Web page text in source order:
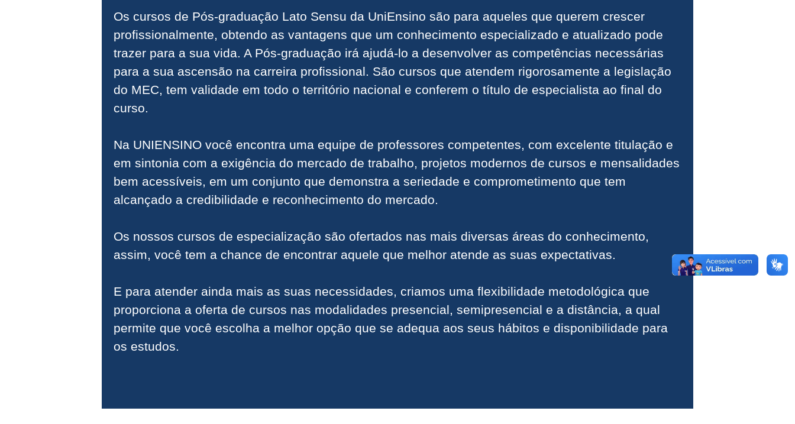
Os cursos de Pós-graduação Lato Sensu da UniEnsino são para aqueles que querem crescer
profissionalmente, obtendo as vantagens que um conhecimento especializado e atualizado pode
trazer para a sua vida. A Pós-graduação irá ajudá-lo a desenvolver as competências necessárias
para a sua ascensão na carreira profissional. São cursos que atendem rigorosamente a legislação
do MEC, tem validade em todo o território nacional e conferem o título de especialista ao final do
curso.
Na UNIENSINO você encontra uma equipe de professores competentes, com excelente titulação e
em sintonia com a exigência do mercado de trabalho, projetos modernos de cursos e mensalidades
bem acessíveis, em um conjunto que demonstra a seriedade e comprometimento que tem
alcançado a credibilidade e reconhecimento do mercado.
Os nossos cursos de especialização são ofertados nas mais diversas áreas do conhecimento,
assim, você tem a chance de encontrar aquele que melhor atende as suas expectativas.
E para atender ainda mais as suas necessidades, criamos uma flexibilidade metodológica que
proporciona a oferta de cursos nas modalidades presencial, semipresencial e a distância, a qual
permite que você escolha a melhor opção que se adequa aos seus hábitos e disponibilidade para
os estudos.